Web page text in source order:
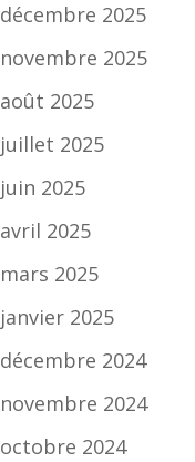
décembre 2025
novembre 2025
août 2025
juillet 2025
juin 2025
avril 2025
mars 2025
janvier 2025
décembre 2024
novembre 2024
octobre 2024